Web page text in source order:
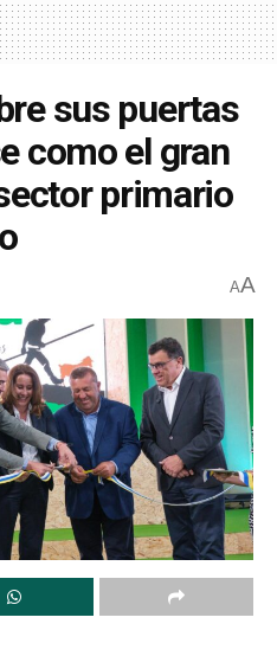
sus puertas
como el gran
primario
AA